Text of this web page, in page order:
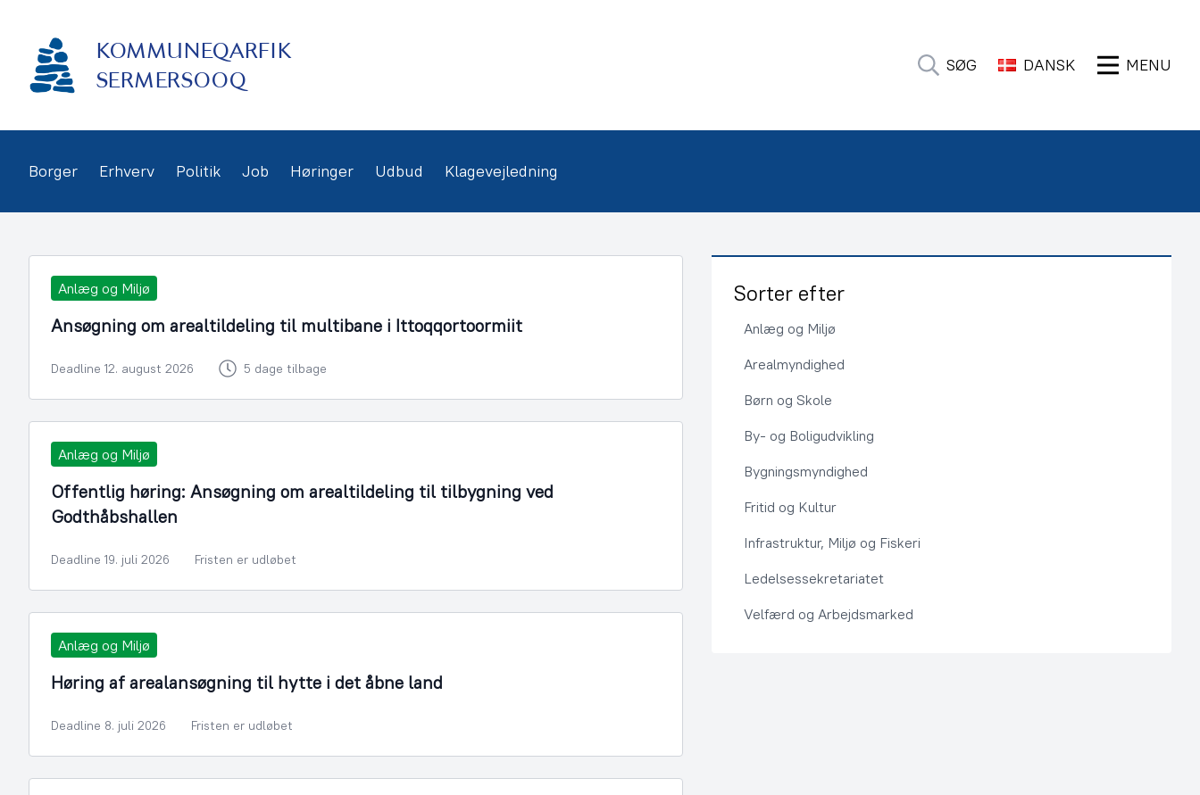
indhold
KOMMUNEQARFIK
SERMERSOOQ
SØG DANSK MENU
Borger Erhverv Politik Job Høringer Udbud Klagevejledning
Anlæg og Miljø
Ansøgning om arealtildeling til multibane i Ittoqqortoormiit
Deadline 12. august 2026 5 dage tilbage
Anlæg og Miljø
Offentlig høring: Ansøgning om arealtildeling til tilbygning ved
Godthåbshallen
Deadline 19. juli 2026 Fristen er udløbet
Anlæg og Miljø
Høring af arealansøgning til hytte i det åbne land
Deadline 8. juli 2026 Fristen er udløbet
Sorter efter
Anlæg og Miljø
Arealmyndighed
Børn og Skole
By- og Boligudvikling
Bygningsmyndighed
Fritid og Kultur
Infrastruktur, Miljø og Fiskeri
Ledelsessekretariatet
Velfærd og Arbejdsmarked